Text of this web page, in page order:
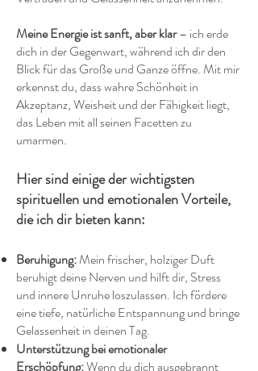
Meine Energie ist sanft, aber klar– ich erde
dich in der Gegenwart, während ich dir den
Blick für das Große und Ganze öffne. Mit mir
erkennst du, dass wahre Schönheit in
Akzeptanz, Weisheit und der Fähigkeit liegt,
das Leben mit all seinen Facetten zu
umarmen.
Hier sind einige der wichtigsten
spirituellen und emotionalen Vorteile,
die ich dir bieten kann:
Beruhigung:Mein frischer, holziger Duft
beruhigt deine Nerven und hilft dir, Stress
und innere Unruhe loszulassen. Ich fördere
eine tiefe, natürliche Entspannung und bringe
Gelassenheit in deinen Tag.
Unterstützung bei emotionaler
Erschöpfung:Wenn du dich ausgebrannt